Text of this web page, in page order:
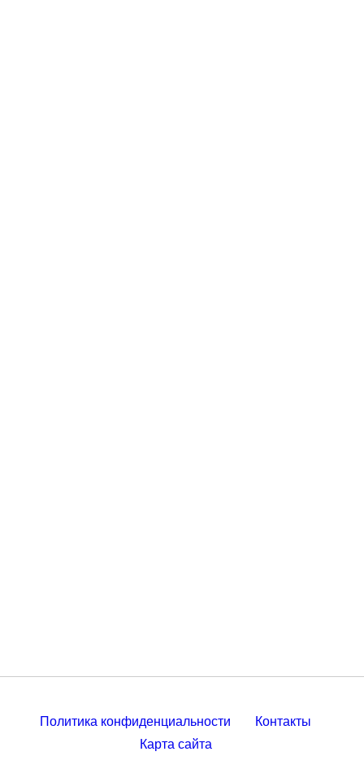
Политика конфиденциальности
Контакты
Карта сайта